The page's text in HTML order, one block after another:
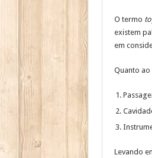
O termo
existem
em
Quanto ao
Levando